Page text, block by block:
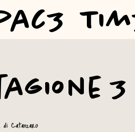
3
di Catanzaro